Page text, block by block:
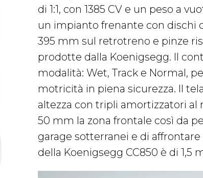
di 1:1, con 1385 CV e un peso a
un impianto frenante con dischi
395 mm sul retrotreno e pinze
prodotte dalla Koenigsegg. Il
modalità: Wet, Track e Normal,
motricità in piena sicurezza. Il
altezza con tripli amortizzatori al
50 mm la zona frontale così da
garage sotterranei e di
della Koenigsegg CC850 è di 1,5